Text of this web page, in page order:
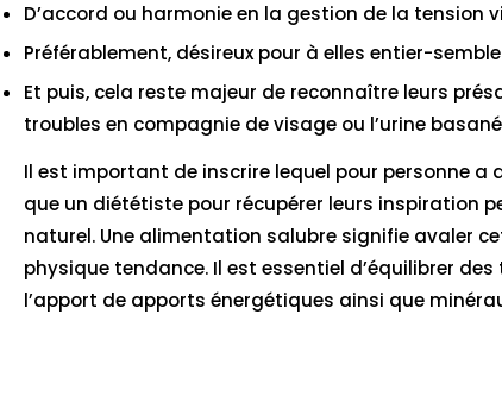
D’accord ou harmonie en la gestion de la
Préférablement, désireux pour à elles entier-
Et puis, cela reste majeur de reconnaître leurs
troubles en compagnie de visage ou l’urine
Il est important de inscrire lequel pour personne a
que un diététiste pour récupérer leurs inspiration
naturel. Une alimentation salubre signifie avaler
physique tendance. Il est essentiel d’équilibrer
l’apport de apports énergétiques ainsi que